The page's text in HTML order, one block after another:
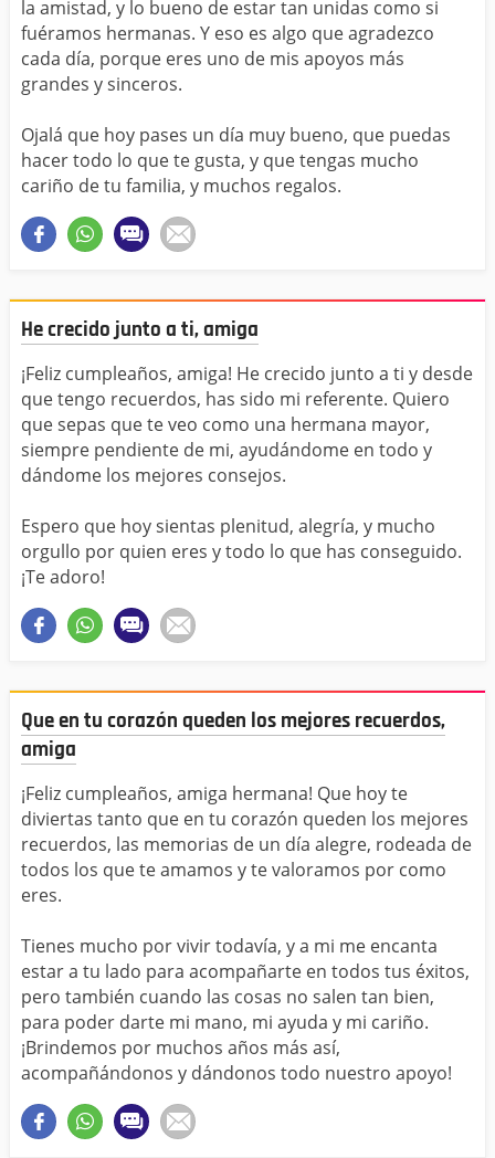
la amistad, y lo bueno de estar tan unidas como si
fuéramos hermanas. Y eso es algo que agradezco
cada día, porque eres uno de mis apoyos más
grandes y sinceros.
Ojalá que hoy pases un día muy bueno, que puedas
hacer todo lo que te gusta, y que tengas mucho
cariño de tu familia, y muchos regalos.
He crecido junto a ti, amiga
¡Feliz cumpleaños, amiga! He crecido junto a ti y desde
que tengo recuerdos, has sido mi referente. Quiero
que sepas que te veo como una hermana mayor,
siempre pendiente de mi, ayudándome en todo y
dándome los mejores consejos.
Espero que hoy sientas plenitud, alegría, y mucho
orgullo por quien eres y todo lo que has conseguido.
¡Te adoro!
Que en tu corazón queden los mejores recuerdos,
amiga
¡Feliz cumpleaños, amiga hermana! Que hoy te
diviertas tanto que en tu corazón queden los mejores
recuerdos, las memorias de un día alegre, rodeada de
todos los que te amamos y te valoramos por como
eres.
Tienes mucho por vivir todavía, y a mi me encanta
estar a tu lado para acompañarte en todos tus éxitos,
pero también cuando las cosas no salen tan bien,
para poder darte mi mano, mi ayuda y mi cariño.
¡Brindemos por muchos años más así,
acompañándonos y dándonos todo nuestro apoyo!